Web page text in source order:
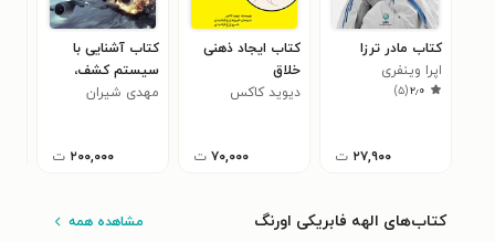
کتاب مادر ترزا
اپرا وینفری
۲٫۰(۵)
۲۷,۹۰۰ ت
کتاب ایجاد ذهنی
خلاق
دیوید کاکس
۷۰,۰۰۰ ت
کتاب آشنایی با
سیستم کشف،
اعلام و اطفای حریق
مهدی شیران
۲۰۰,۰۰۰ ت
کتاب‌های الهه فابریکی اورنگ مشاهده همه